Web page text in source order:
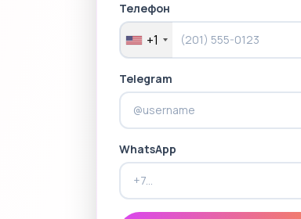
Телефон
+1
Telegram
WhatsApp